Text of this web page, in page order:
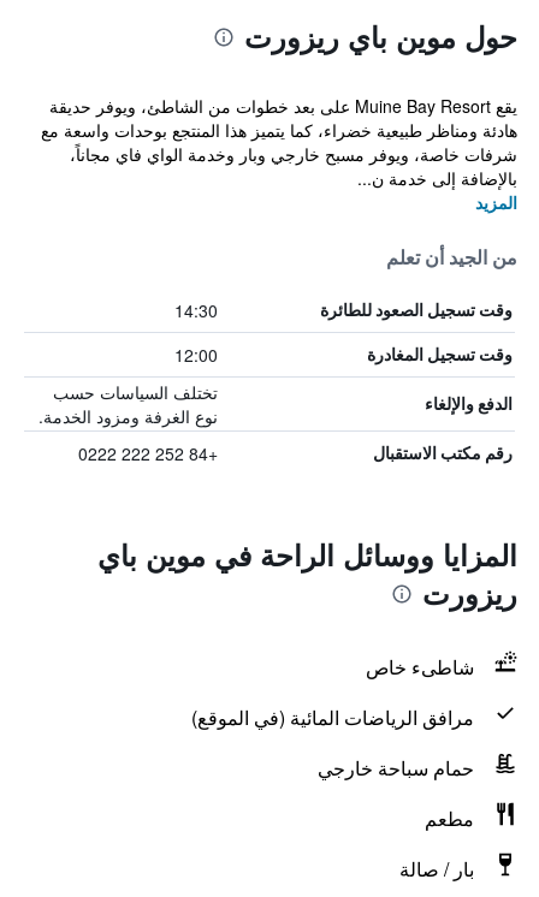
حول موين باي ريزورت
يقع Muine Bay Resort على بعد خطوات من الشاطئ، ويوفر حديقة
هادئة ومناظر طبيعية خضراء، كما يتميز هذا المنتجع بوحدات واسعة مع
شرفات خاصة، ويوفر مسبح خارجي وبار وخدمة الواي فاي مجاناً،
بالإضافة إلى خدمة ن...
المزيد
من الجيد أن تعلم
وقت تسجيل الصعود للطائرة 14:30
وقت تسجيل المغادرة 12:00
الدفع والإلغاء
تختلف السياسات حسب
نوع الغرفة ومزود الخدمة.
رقم مكتب الاستقبال +84 252 222 0222
المزايا ووسائل الراحة في موين باي
ريزورت
شاطىء خاص
مرافق الرياضات المائية (في الموقع)
حمام سباحة خارجي
مطعم
بار / صالة